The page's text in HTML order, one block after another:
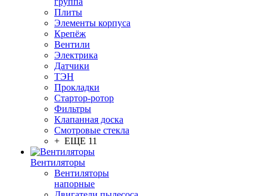
Плиты
Элементы корпуса
Крепёж
Вентили
Электрика
Датчики
ТЭН
Прокладки
Стартор-ротор
Фильтры
Клапанная доска
Смотровые стекла
+ ЕЩЕ 11
Вентиляторы
Вентиляторы
напорные